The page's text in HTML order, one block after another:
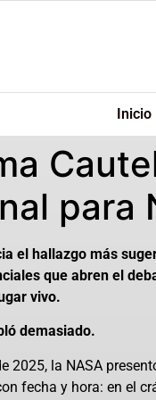
Inicio
para
el hallazgo más
que abren el
vivo.
demasiado.
2025, la NASA
fecha y hora: en el